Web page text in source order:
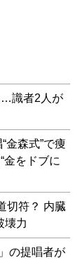
…識者2人が
金森式”で痩
金をドブに
切符？ 内臓
壊力
の提唱者が